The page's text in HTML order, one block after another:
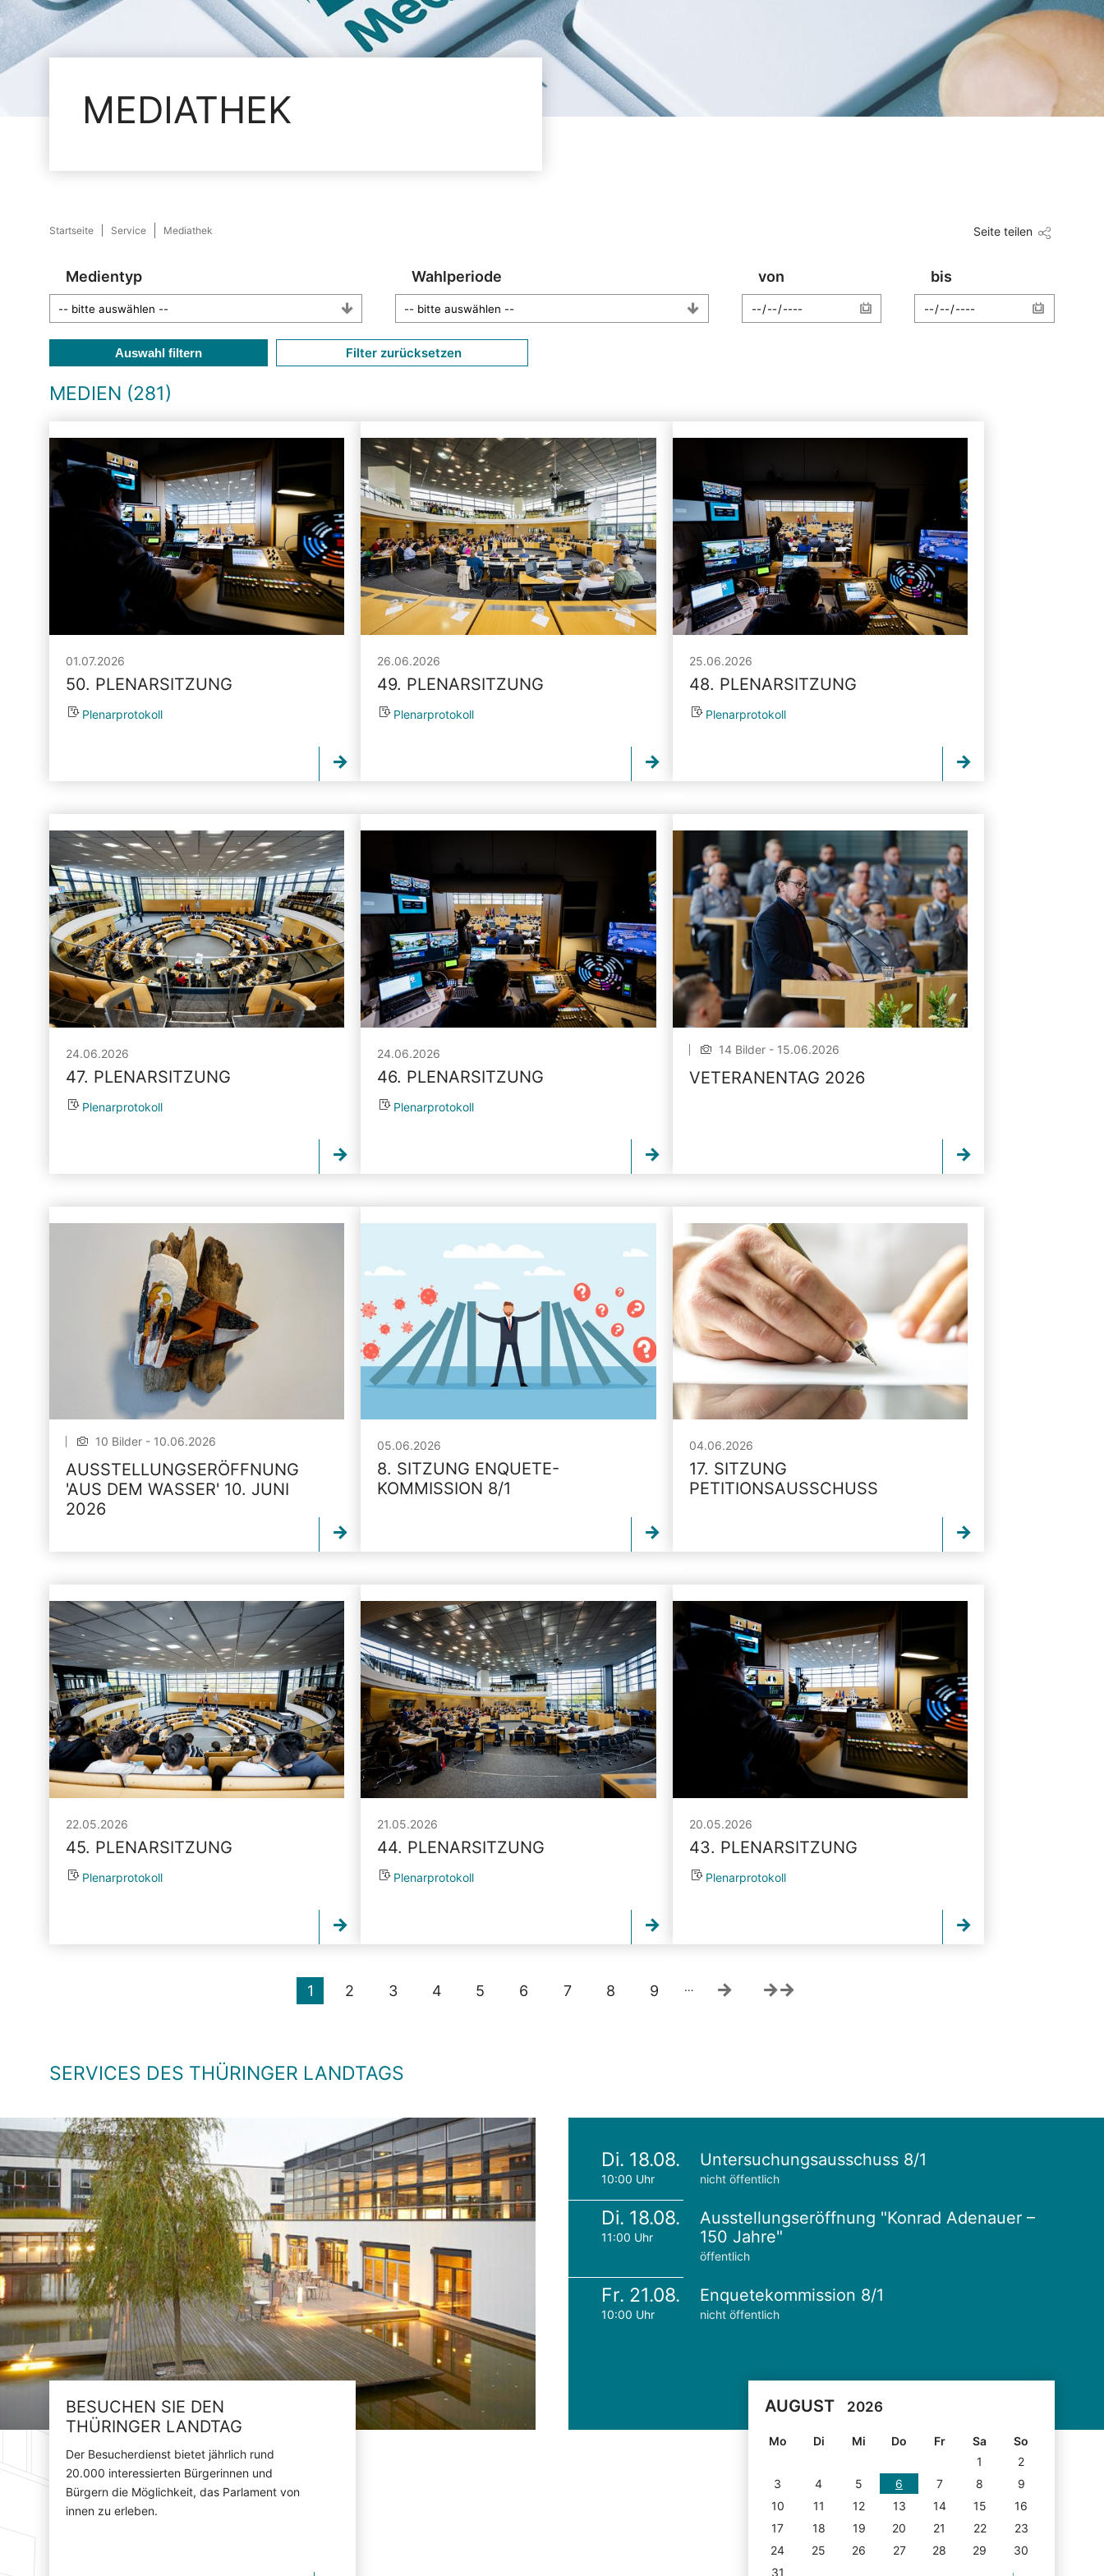
MEDIATHEK
Startseite Service Mediathek Seite teilen
Medientyp Wahlperiode von bis
Auswahl filtern Filter zurücksetzen
MEDIEN (281)
01.07.2026
50. PLENARSITZUNG
Plenarprotokoll
26.06.2026
49. PLENARSITZUNG
Plenarprotokoll
25.06.2026
48. PLENARSITZUNG
Plenarprotokoll
24.06.2026
47. PLENARSITZUNG
Plenarprotokoll
24.06.2026
46. PLENARSITZUNG
Plenarprotokoll
14 Bilder - 15.06.2026
VETERANENTAG 2026
10 Bilder - 10.06.2026
AUSSTELLUNGSERÖFFNUNG
'AUS DEM WASSER' 10. JUNI
2026
05.06.2026
8. SITZUNG ENQUETE-
KOMMISSION 8/1
04.06.2026
17. SITZUNG
PETITIONSAUSSCHUSS
22.05.2026
45. PLENARSITZUNG
Plenarprotokoll
21.05.2026
44. PLENARSITZUNG
Plenarprotokoll
20.05.2026
43. PLENARSITZUNG
Plenarprotokoll
1 2 3 4 5 6 7 8 9 …
SERVICES DES THÜRINGER LANDTAGS
BESUCHEN SIE DEN
THÜRINGER LANDTAG
Der Besucherdienst bietet jährlich rund
20.000 interessierten Bürgerinnen und
Bürgern die Möglichkeit, das Parlament von
innen zu erleben.
Di. 18.08.
10:00 Uhr
Untersuchungsausschuss 8/1
nicht öffentlich
Di. 18.08.
11:00 Uhr
Ausstellungseröffnung "Konrad Adenauer –
150 Jahre"
öffentlich
Fr. 21.08.
10:00 Uhr
Enquetekommission 8/1
nicht öffentlich
AUGUST 2026
Mo Di Mi Do Fr Sa
So
1
2
3
4 5 6 7 8
9
10
11 12 13 14 15
16
17
18 19 20 21 22
23
24
25 26 27 28 29
30
31